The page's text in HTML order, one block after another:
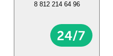
8 812 214 64 96